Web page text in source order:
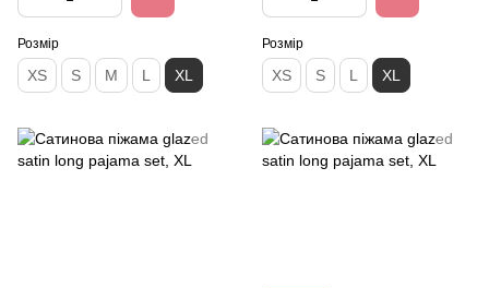
Розмір
XS S M L XL
Розмір
XS S L XL